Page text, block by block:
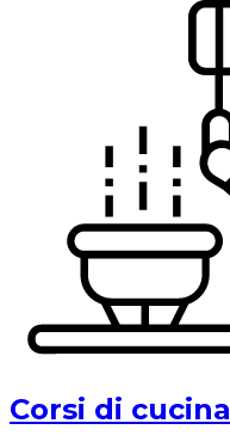
Corsi di cucina